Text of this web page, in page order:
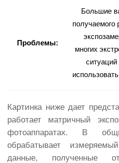
Проблемы:
Большие
получаемого
многих
Картинка ниже дает
работает матричный
фотоаппаратах. В
обрабатывает
данные, полученные